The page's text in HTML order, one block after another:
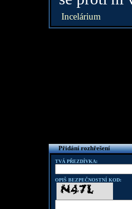
Incelárium
Přidání rozhřešení
TVÁ PŘEZDÍVKA:
OPIŠ BEZPEČNOSTNÍ KOD: